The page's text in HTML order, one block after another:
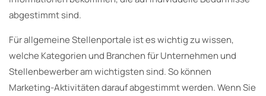
abgestimmt sind.
Für allgemeine Stellenportale ist es wichtig zu wissen,
welche Kategorien und Branchen für Unternehmen und
Stellenbewerber am wichtigsten sind. So können
Marketing-Aktivitäten darauf abgestimmt werden. Wenn Sie